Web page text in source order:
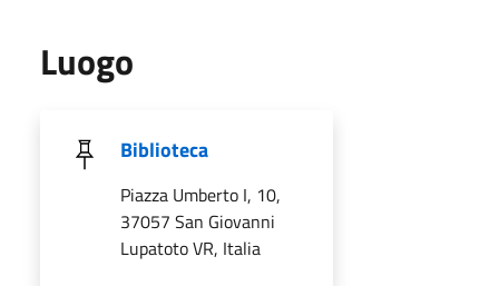
Luogo
Biblioteca
Piazza Umberto I, 10,
37057 San Giovanni
Lupatoto VR, Italia